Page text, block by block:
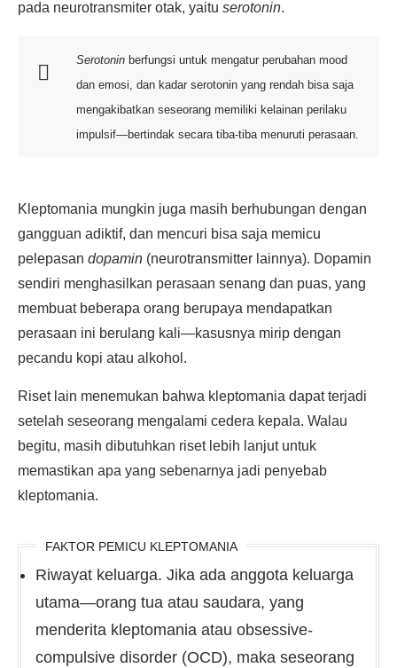
pada neurotransmiter otak, yaitu serotonin.
Serotonin berfungsi untuk mengatur perubahan mood
dan emosi, dan kadar serotonin yang rendah bisa saja
mengakibatkan seseorang memiliki kelainan perilaku
impulsif—bertindak secara tiba-tiba menuruti perasaan.
Kleptomania mungkin juga masih berhubungan dengan
gangguan adiktif, dan mencuri bisa saja memicu
pelepasan dopamin (neurotransmitter lainnya). Dopamin
sendiri menghasilkan perasaan senang dan puas, yang
membuat beberapa orang berupaya mendapatkan
perasaan ini berulang kali—kasusnya mirip dengan
pecandu kopi atau alkohol.
Riset lain menemukan bahwa kleptomania dapat terjadi
setelah seseorang mengalami cedera kepala. Walau
begitu, masih dibutuhkan riset lebih lanjut untuk
memastikan apa yang sebenarnya jadi penyebab
kleptomania.
FAKTOR PEMICU KLEPTOMANIA
Riwayat keluarga. Jika ada anggota keluarga
utama—orang tua atau saudara, yang
menderita kleptomania atau obsessive-
compulsive disorder (OCD), maka seseorang